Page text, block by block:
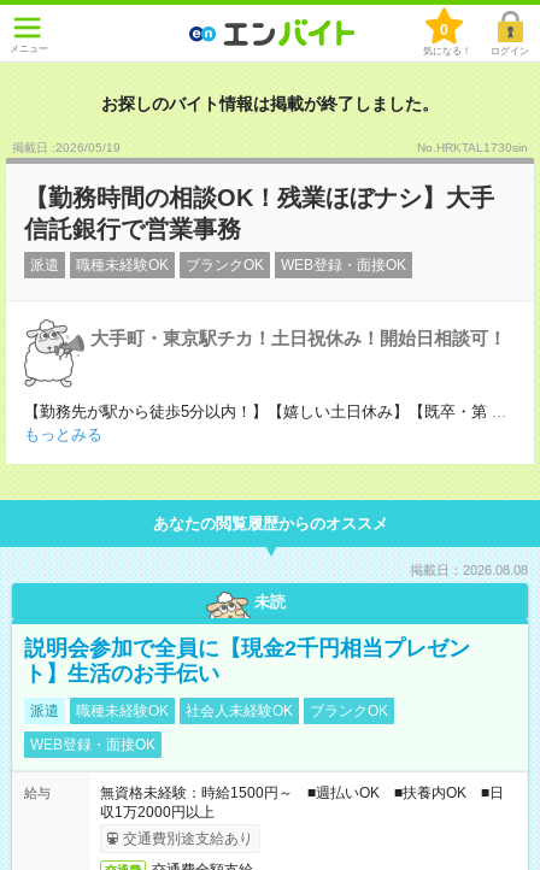
メニュー
0
気になる！ ログイン
お探しのバイト情報は掲載が終了しました。
掲載日 :2026/05/19 No.HRKTAL1730sin
【勤務時間の相談OK！残業ほぼナシ】大手
信託銀行で営業事務
派遣 職種未経験OK ブランクOK WEB登録・面接OK
大手町・東京駅チカ！土日祝休み！開始日相談可！
【勤務先が駅から徒歩5分以内！】【嬉しい土日休み】【既卒・第 ...
もっとみる
あなたの閲覧履歴からのオススメ
掲載日：2026.08.08
未読
説明会参加で全員に【現金2千円相当プレゼン
ト】生活のお手伝い
派遣 職種未経験OK 社会人未経験OK
ブランクOK
WEB登録・面接OK
給与
無資格未経験：時給1500円～ ■週払いOK ■扶養内OK ■日
収1万2000円以上
交通費別途支給あり